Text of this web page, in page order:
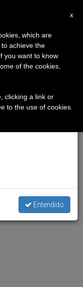
×
la pausa
de verano
también el
Entendido
x
which are
achieve the
you want to know
of the cookies,
clicking a link or
to the use of cookies.